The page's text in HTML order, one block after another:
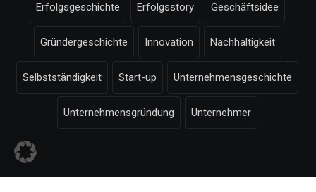
Erfolgsgeschichte Erfolgsstory Geschäftsidee
Gründergeschichte Innovation Nachhaltigkeit
Selbstständigkeit Start-up Unternehmensgeschichte
Unternehmensgründung Unternehmer